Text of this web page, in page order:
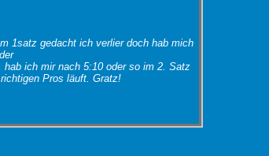
1satz gedacht ich verlier doch hab mich
ich mir nach 5:10 oder so im 2. Satz
Pros läuft. Gratz!